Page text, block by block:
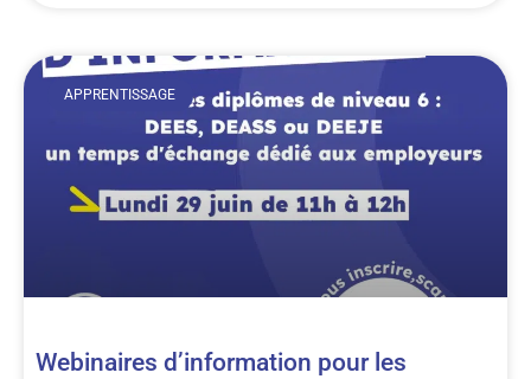
APPRENTISSAGE
Webinaires d’information pour les